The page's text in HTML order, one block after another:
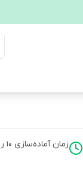
زمان آماده‌سازی 10